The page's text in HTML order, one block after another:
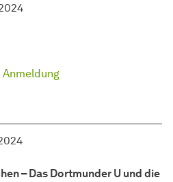
– Das Dortmunder U und die